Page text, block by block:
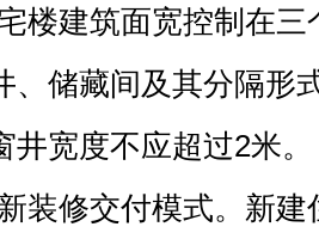
楼建筑面宽控制在
、储藏间及其分隔形
井宽度不应超过2米。
装修交付模式。新